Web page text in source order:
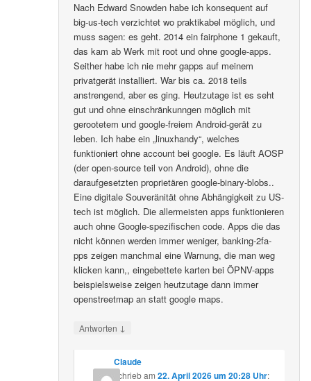
Nach Edward Snowden habe ich konsequent auf
big-us-tech verzichtet wo praktikabel möglich, und
muss sagen: es geht. 2014 ein fairphone 1 gekauft,
das kam ab Werk mit root und ohne google-apps.
Seither habe ich nie mehr gapps auf meinem
privatgerät installiert. War bis ca. 2018 teils
anstrengend, aber es ging. Heutzutage ist es seht
gut und ohne einschränkunngen möglich mit
gerootetem und google-freiem Android-gerät zu
leben. Ich habe ein „linuxhandy“, welches
funktioniert ohne account bei google. Es läuft AOSP
(der open-source teil von Android), ohne die
daraufgesetzten proprietären google-binary-blobs..
Eine digitale Souveränität ohne Abhängigkeit zu US-
tech ist möglich. Die allermeisten apps funktionieren
auch ohne Google-spezifischen code. Apps die das
nicht können werden immer weniger, banking-2fa-
pps zeigen manchmal eine Warnung, die man weg
klicken kann,, eingebettete karten bei ÖPNV-apps
beispielsweise zeigen heutzutage dann immer
openstreetmap an statt google maps.
Antworten ↓
Claude
schriebam 22. April 2026 um 20:28 Uhr: